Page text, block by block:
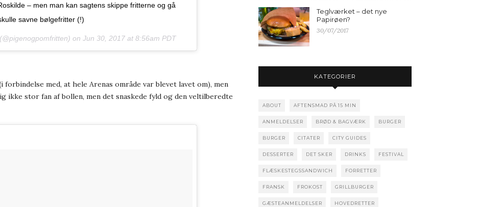
– men man kan sagtens skippe fritterne og gå
savne bølgefritter (!)
(@pigenogpomfritten) on Jun 30, 2017 at 8:56am PDT
med, at hele Arenas område var blevet lavet om), men
ikke stor fan af bollen, men det snaskede fyld og den veltilberedte
Teglværket – det nye
Papirøen?
30/07/2017
KATEGORIER
ABOUT AFTENSMAD PÅ 15 MIN
ANMELDELSER BRØD & BAGVÆRK BURGER
BURGER CITATER CITY GUIDES
DESSERTER DET SKER DRINKS FESTIVAL
FLÆSKESTEGSSANDWICH FORRETTER
FRANSK FROKOST GRILLBURGER
GÆSTEANMELDELSER HOVEDRETTER